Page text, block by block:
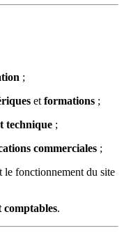
;
et formations ;
technique ;
commerciales ;
le fonctionnement du site
comptables.